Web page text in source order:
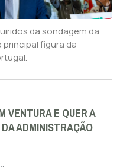
da sondagem da
figura da
VENTURA E QUER A
ADMINISTRAÇÃO